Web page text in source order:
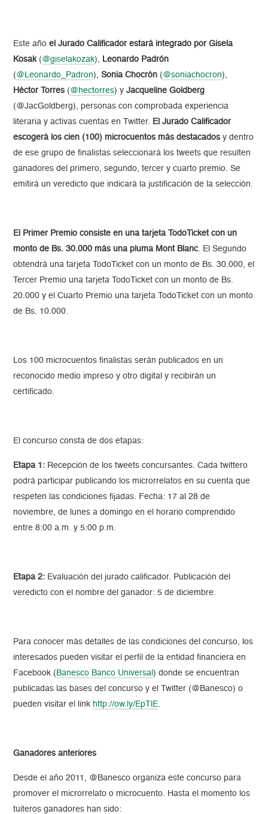
Este añoel Jurado Calificador estará integrado por Gisela
Kosak(@giselakozak), Leonardo Padrón
(@Leonardo_Padron), Sonia Chocrón (@soniachocron),
Héctor Torres (@hectorres) yJacqueline Goldberg
(@JacGoldberg), personas con comprobada experiencia
literaria y activas cuentas en Twitter. El Jurado Calificador
escogerá los cien (100) microcuentos más destacados y dentro
de ese grupo de finalistas seleccionará los tweets que resulten
ganadores del primero, segundo, tercer y cuarto premio. Se
emitirá un veredicto que indicará la justificación de la selección.
El Primer Premio consiste en una tarjeta TodoTicket con un
monto de Bs. 30.000 más una pluma Mont Blanc. El Segundo
obtendrá una tarjeta TodoTicket con un monto de Bs. 30.000, el
Tercer Premio una tarjeta TodoTicket con un monto de Bs.
20.000 y el Cuarto Premio una tarjeta TodoTicket con un monto
de Bs. 10.000.
Los 100 microcuentos finalistas serán publicados en un
reconocido medio impreso y otro digital y recibirán un
certificado.
El concurso consta de dos etapas:
Etapa 1: Recepción de los tweets concursantes. Cada twittero
podrá participar publicando los microrrelatos en su cuenta que
respeten las condiciones fijadas. Fecha: 17 al 28 de
noviembre, de lunes a domingo en el horario comprendido
entre 8:00 a.m. y 5:00 p.m.
Etapa 2: Evaluación del jurado calificador. Publicación del
veredicto con el nombre del ganador: 5 de diciembre.
Para conocer más detalles de las condiciones del concurso, los
interesados pueden visitar el perfil de la entidad financiera en
Facebook ( Banesco Banco Universal ) donde se encuentran
publicadas las bases del concurso y el Twitter (@Banesco) o
pueden visitar el link http://ow.ly/EpTlE.
Ganadores anteriores
Desde el año 2011, @Banesco organiza este concurso para
promover el microrrelato o microcuento. Hasta el momento los
tuiteros ganadores han sido: